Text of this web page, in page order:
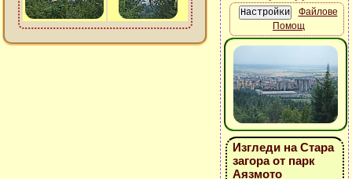
Файлове
Помощ
Изгледи на Стара
загора от парк
Аязмото